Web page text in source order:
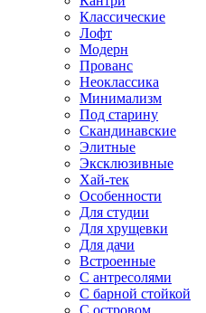
Классические
Лофт
Модерн
Прованс
Неоклассика
Минимализм
Под старину
Скандинавские
Элитные
Эксклюзивные
Хай-тек
Особенности
Для студии
Для хрущевки
Для дачи
Встроенные
С антресолями
С барной стойкой
С островом